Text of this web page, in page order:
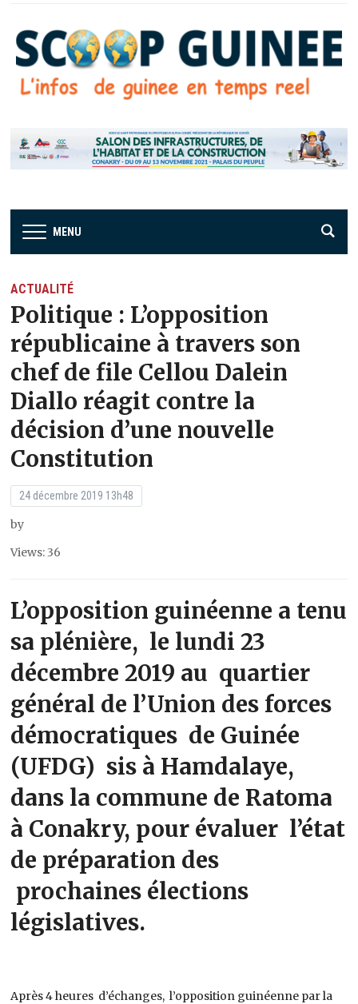
MENU
ACTUALITÉ
Politique : L’opposition
républicaine à travers son
chef de file Cellou Dalein
Diallo réagit contre la
décision d’une nouvelle
Constitution
24 décembre 2019 13h48
by
Views: 36
L’opposition guinéenne a tenu
sa plénière, le lundi 23
décembre 2019 au quartier
général de l’Union des forces
démocratiques de Guinée
(UFDG) sis à Hamdalaye,
dans la commune de Ratoma
à Conakry, pour évaluer l’état
de préparation des
prochaines élections
législatives.
Après 4 heures d’échanges, l’opposition guinéenne par la